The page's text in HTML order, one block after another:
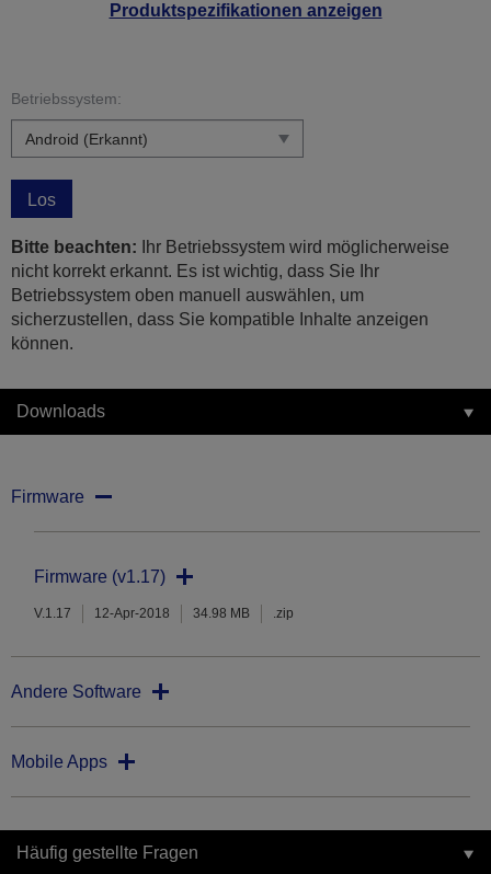
Produktspezifikationen anzeigen
Betriebssystem:
Los
Bitte beachten: Ihr Betriebssystem wird möglicherweise
nicht korrekt erkannt. Es ist wichtig, dass Sie Ihr
Betriebssystem oben manuell auswählen, um
sicherzustellen, dass Sie kompatible Inhalte anzeigen
können.
Downloads
Firmware
Firmware (v1.17)
V.1.17 12-Apr-2018 34.98 MB .zip
Andere Software
Mobile Apps
Häufig gestellte Fragen